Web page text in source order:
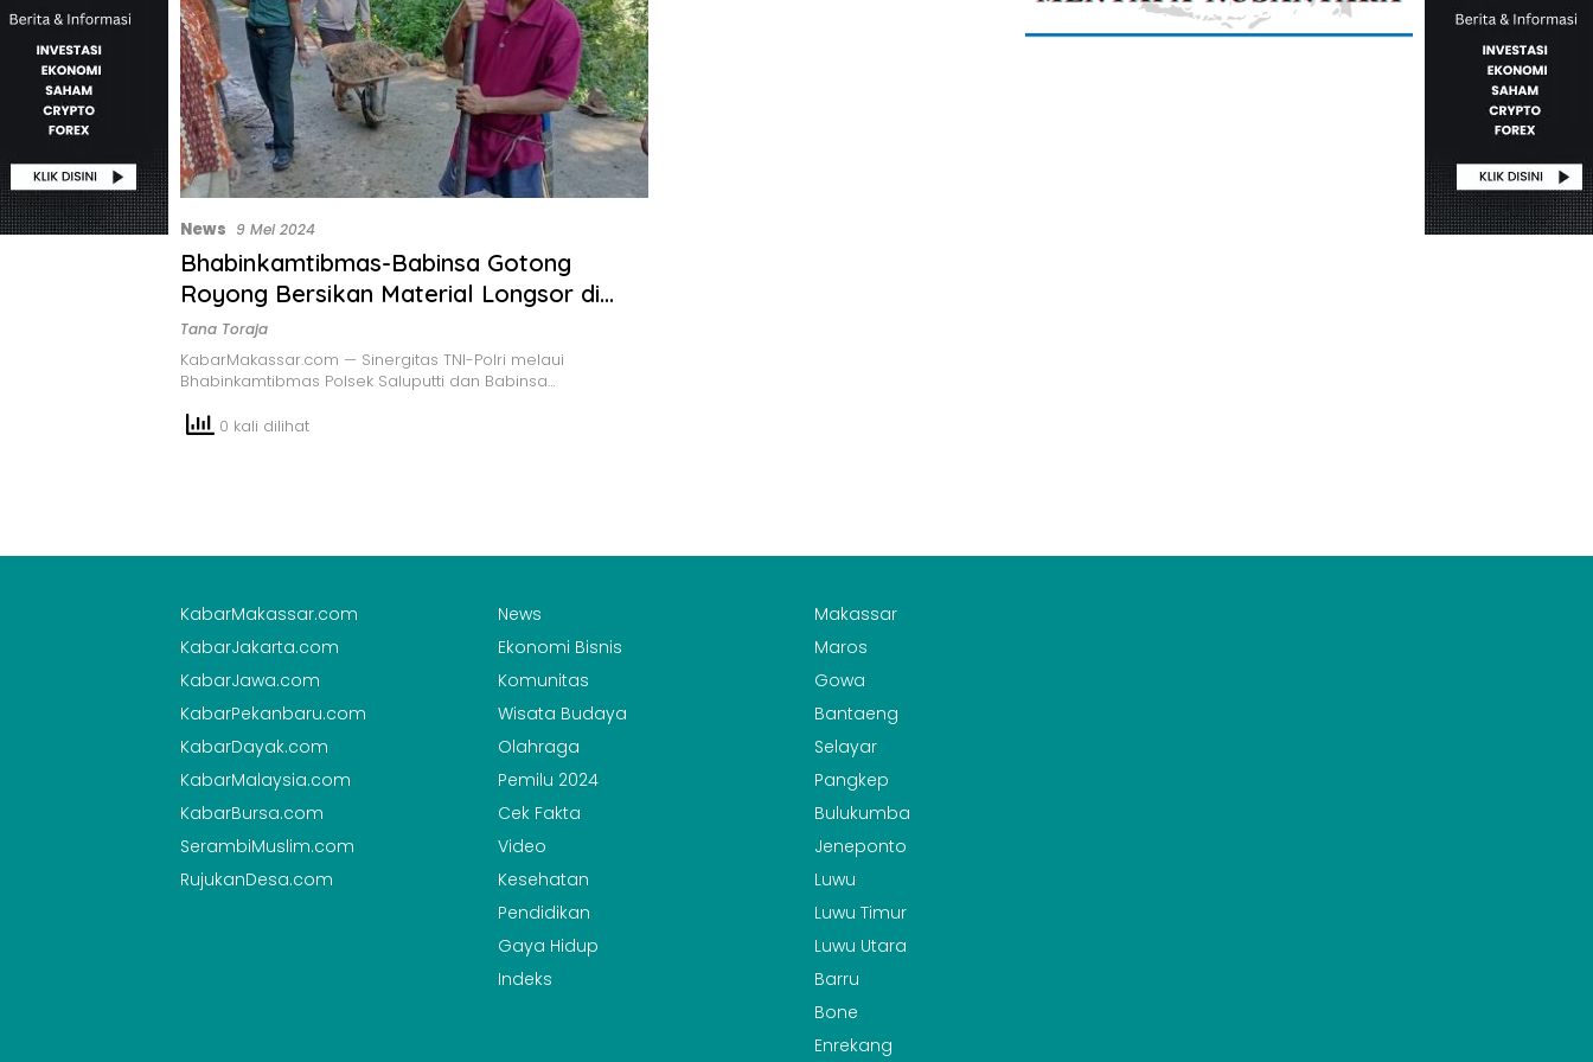
News 9 Mei 2024
Bhabinkamtibmas-Babinsa Gotong
Royong Bersikan Material Longsor di
Tana Toraja
Tana Toraja
KabarMakassar.com — Sinergitas TNI-Polri melaui
Bhabinkamtibmas Polsek Saluputti dan Babinsa…
0 kali dilihat
KabarMakassar.com
KabarJakarta.com
KabarJawa.com
KabarPekanbaru.com
KabarDayak.com
KabarMalaysia.com
KabarBursa.com
SerambiMuslim.com
RujukanDesa.com
News
Ekonomi Bisnis
Komunitas
Wisata Budaya
Olahraga
Pemilu 2024
Cek Fakta
Video
Kesehatan
Pendidikan
Gaya Hidup
Indeks
Makassar
Maros
Gowa
Bantaeng
Selayar
Pangkep
Bulukumba
Jeneponto
Luwu
Luwu Timur
Luwu Utara
Barru
Bone
Enrekang